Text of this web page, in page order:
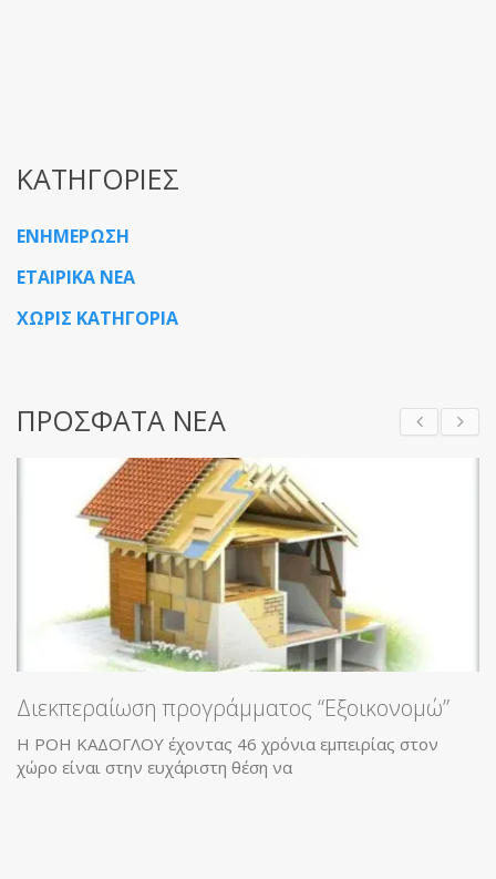
ΚΑΤΗΓΟΡΙΕΣ
ΕΝΗΜΕΡΩΣΗ
ΕΤΑΙΡΙΚΑ ΝΕΑ
ΧΩΡΙΣ ΚΑΤΗΓΟΡΙΑ
ΠΡΟΣΦΑΤΑ ΝΕΑ
προγράμματος “Εξοικονομώ”
έχοντας 46 χρόνια εμπειρίας στον
ευχάριστη θέση να